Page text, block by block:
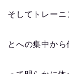
そしてトレーニ
とへの集中か